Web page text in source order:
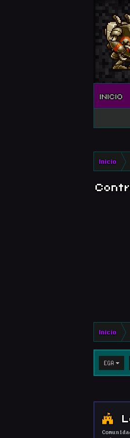
INICIO
Inicio
Inicio
EGA